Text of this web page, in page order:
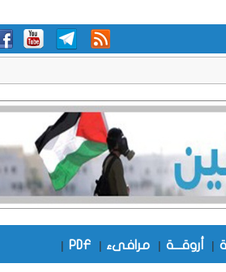
| أروقـــة | مرافىء |
PDF
|